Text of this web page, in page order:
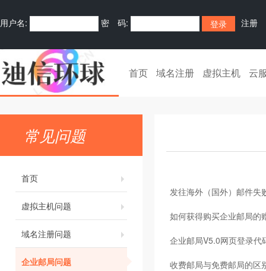
用户名: 密 码: 注册
首页 域名注册 虚拟主机 云
常见问题
首页
虚拟主机问题
域名注册问题
企业邮局问题
发往海外（国外）邮件失
如何获得购买企业邮局的
企业邮局V5.0网页登录代
收费邮局与免费邮局的区